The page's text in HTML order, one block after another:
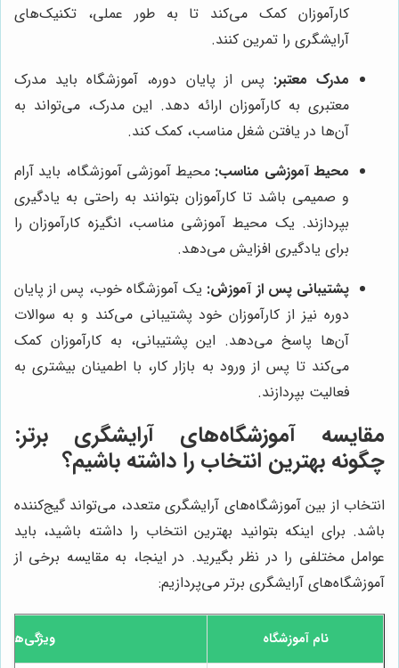
کارآموزان کمک می‌کند تا به طور عملی، تکنیک‌های
آرایشگری را تمرین کنند.
مدرک معتبر: پس از پایان دوره، آموزشگاه باید مدرک
معتبری به کارآموزان ارائه دهد. این مدرک، می‌تواند به
آن‌ها در یافتن شغل مناسب، کمک کند.
محیط آموزشی مناسب: محیط آموزشی آموزشگاه، باید آرام
و صمیمی باشد تا کارآموزان بتوانند به راحتی به یادگیری
بپردازند. یک محیط آموزشی مناسب، انگیزه کارآموزان را
برای یادگیری افزایش می‌دهد.
پشتیبانی پس از آموزش: یک آموزشگاه خوب، پس از پایان
دوره نیز از کارآموزان خود پشتیبانی می‌کند و به سوالات
آن‌ها پاسخ می‌دهد. این پشتیبانی، به کارآموزان کمک
می‌کند تا پس از ورود به بازار کار، با اطمینان بیشتری به
فعالیت بپردازند.
مقایسه آموزشگاه‌های آرایشگری برتر:
چگونه بهترین انتخاب را داشته باشیم؟
انتخاب از بین آموزشگاه‌های آرایشگری متعدد، می‌تواند گیج‌کننده
باشد. برای اینکه بتوانید بهترین انتخاب را داشته باشید، باید
عوامل مختلفی را در نظر بگیرید. در اینجا، به مقایسه برخی از
آموزشگاه‌های آرایشگری برتر می‌پردازیم:
نام آموزشگاه